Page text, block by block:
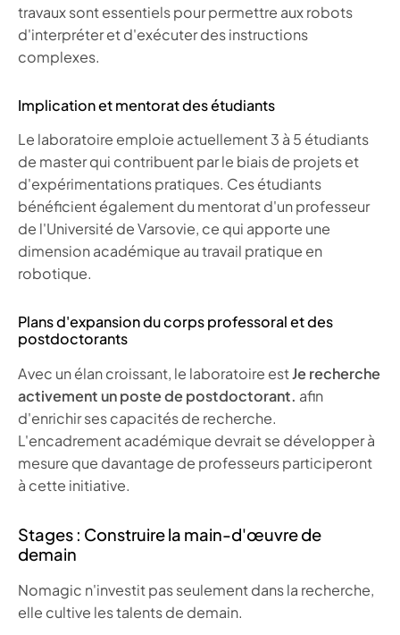
travaux sont essentiels pour permettre aux robots
d'interpréter et d'exécuter des instructions
complexes.
Implication et mentorat des étudiants
Le laboratoire emploie actuellement 3 à 5 étudiants
de master qui contribuent par le biais de projets et
d'expérimentations pratiques. Ces étudiants
bénéficient également du mentorat d'un professeur
de l'Université de Varsovie, ce qui apporte une
dimension académique au travail pratique en
robotique.
Plans d'expansion du corps professoral et des
postdoctorants
Avec un élan croissant, le laboratoire estJe recherche
activement un poste de postdoctorant. afin
d'enrichir ses capacités de recherche.
L'encadrement académique devrait se développer à
mesure que davantage de professeurs participeront
à cette initiative.
Stages : Construire la main-d'œuvre de
demain
Nomagic n'investit pas seulement dans la recherche,
elle cultive les talents de demain.